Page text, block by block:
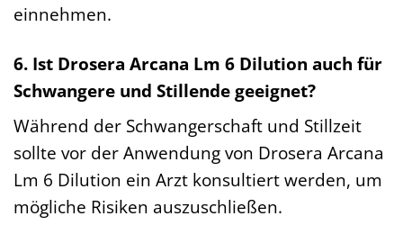
einnehmen.
6. Ist Drosera Arcana Lm 6 Dilution auch für
Schwangere und Stillende geeignet?
Während der Schwangerschaft und Stillzeit
sollte vor der Anwendung von Drosera Arcana
Lm 6 Dilution ein Arzt konsultiert werden, um
mögliche Risiken auszuschließen.